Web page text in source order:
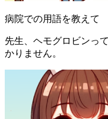
病院での用語を教えて
先生、ヘモグロビンっ
かりません。